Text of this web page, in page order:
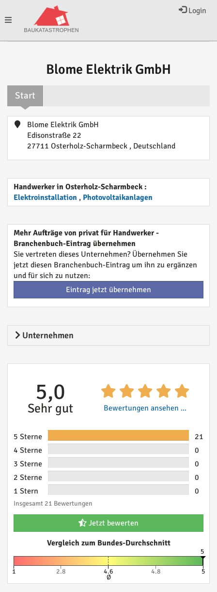
Login
Toggle
Blome Elektrik GmbH
Start
Blome Elektrik GmbH
Edisonstraße 22
27711 Osterholz-Scharmbeck , Deutschland
Handwerker in Osterholz-Scharmbeck :
Elektroinstallation , Photovoltaikanlagen
Mehr Aufträge von privat für Handwerker -
Branchenbuch-Eintrag übernehmen
Sie vertreten dieses Unternehmen? Übernehmen Sie
jetzt diesen Branchenbuch-Eintrag um ihn zu ergänzen
und für sich zu nutzen:
Eintrag jetzt übernehmen
Unternehmen
5,0
Sehr gut Bewertungen ansehen ...
5 Sterne
21
4 Sterne
0
3 Sterne
0
2 Sterne
0
1 Stern
0
Insgesamt 21 Bewertungen
Jetzt bewerten
Vergleich zum Bundes-Durchschnitt
5
1 2.8 4.6
Ø
4.8 5